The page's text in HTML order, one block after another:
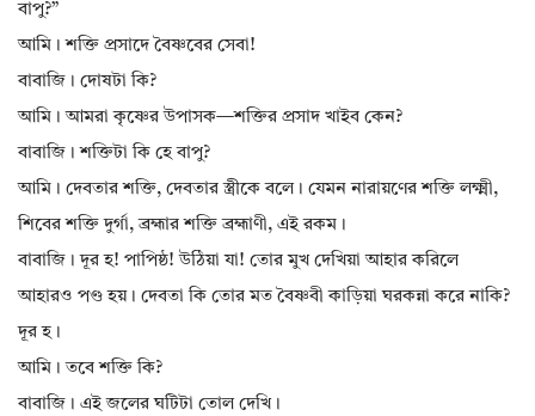
বাপু?”
আমি। শক্তি প্রসাদে বৈষ্ণবের সেবা!
বাবাজি। দোষটা কি?
আমি। আমরা কৃষ্ণের উপাসক—শক্তির প্রসাদ খাইব কেন?
বাবাজি। শক্তিটা কি হে বাপু?
আমি। দেবতার শক্তি, দেবতার স্ত্রীকে বলে। যেমন নারায়ণের শক্তি লক্ষ্মী,
শিবের শক্তি দুর্গা, ব্রহ্মার শক্তি ব্রহ্মাণী, এই রকম।
বাবাজি। দূর হ! পাপিষ্ঠ! উঠিয়া যা! তোর মুখ দেখিয়া আহার করিলে
আহারও পণ্ড হয়। দেবতা কি তোর মত বৈষ্ণবী কাড়িয়া ঘরকন্না করে নাকি?
দূর হ।
আমি। তবে শক্তি কি?
বাবাজি। এই জলের ঘটিটা তোল দেখি।